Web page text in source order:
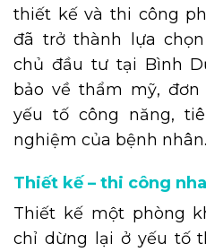
thiết kế và thi công
đã trở thành lựa
chủ đầu tư tại Bình
bảo về thẩm mỹ,
yếu tố công năng,
nghiệm của bệnh nhân.
Thiết kế – thi công
Thiết kế một phòng
chỉ dừng lại ở yếu tố